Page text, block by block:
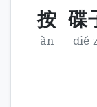
按 碟
àn dié